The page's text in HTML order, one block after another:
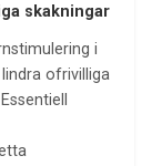
skakningar
i
ofrivilliga